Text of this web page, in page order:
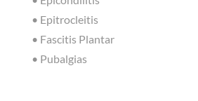
• Epitrocleitis
• Fascitis Plantar
• Pubalgias